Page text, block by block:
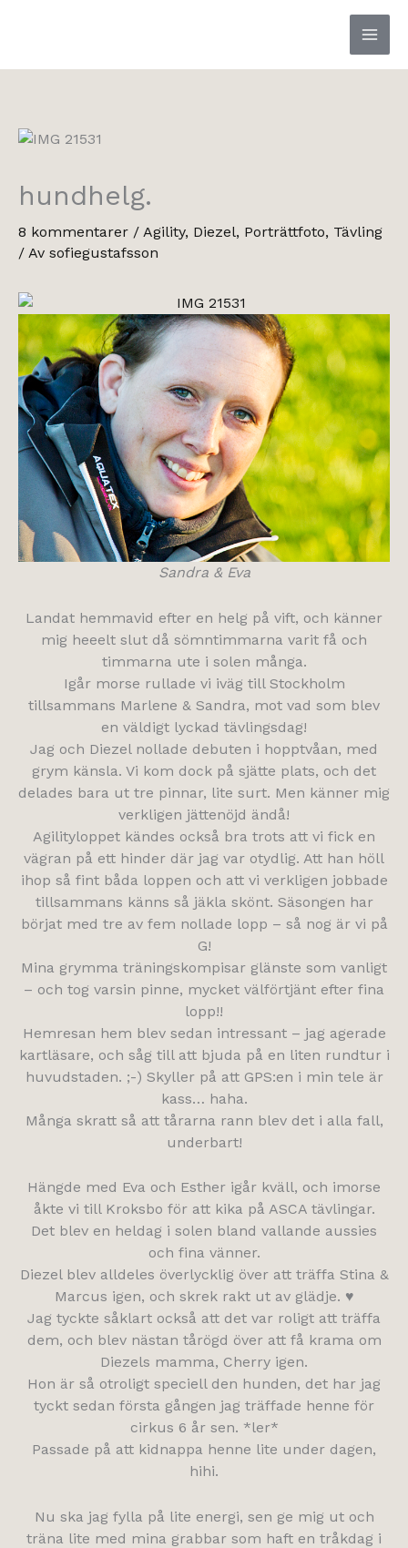
hundhelg.
8 kommentarer / Agility, Diezel, Porträttfoto, Tävling
/ Av sofiegustafsson
Sandra & Eva
Landat hemmavid efter en helg på vift, och känner
mig heeelt slut då sömntimmarna varit få och
timmarna ute i solen många.
Igår morse rullade vi iväg till Stockholm
tillsammans Marlene & Sandra, mot vad som blev
en väldigt lyckad tävlingsdag!
Jag och Diezel nollade debuten i hopptvåan, med
grym känsla. Vi kom dock på sjätte plats, och det
delades bara ut tre pinnar, lite surt. Men känner mig
verkligen jättenöjd ändå!
Agilityloppet kändes också bra trots att vi fick en
vägran på ett hinder där jag var otydlig. Att han höll
ihop så fint båda loppen och att vi verkligen jobbade
tillsammans känns så jäkla skönt. Säsongen har
börjat med tre av fem nollade lopp – så nog är vi på
G!
Mina grymma träningskompisar glänste som vanligt
– och tog varsin pinne, mycket välförtjänt efter fina
lopp!!
Hemresan hem blev sedan intressant – jag agerade
kartläsare, och såg till att bjuda på en liten rundtur i
huvudstaden. ;-) Skyller på att GPS:en i min tele är
kass… haha.
Många skratt så att tårarna rann blev det i alla fall,
underbart!
Hängde med Eva och Esther igår kväll, och imorse
åkte vi till Kroksbo för att kika på ASCA tävlingar.
Det blev en heldag i solen bland vallande aussies
och fina vänner.
Diezel blev alldeles överlycklig över att träffa Stina &
Marcus igen, och skrek rakt ut av glädje. ♥
Jag tyckte såklart också att det var roligt att träffa
dem, och blev nästan tårögd över att få krama om
Diezels mamma, Cherry igen.
Hon är så otroligt speciell den hunden, det har jag
tyckt sedan första gången jag träffade henne för
cirkus 6 år sen. *ler*
Passade på att kidnappa henne lite under dagen,
hihi.
Nu ska jag fylla på lite energi, sen ge mig ut och
träna lite med mina grabbar som haft en tråkdag i